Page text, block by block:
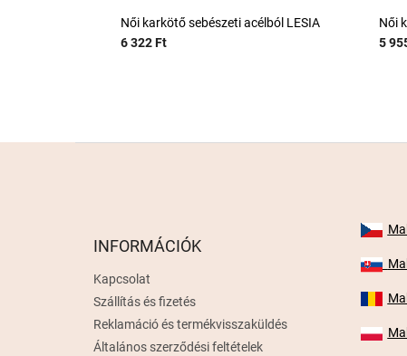
Női karkötő sebészeti acélból LESIA
6 322 Ft
Női
5
INFORMÁCIÓK
Kapcsolat
Szállítás és fizetés
Reklamáció és termékvisszaküldés
Általános szerződési feltételek